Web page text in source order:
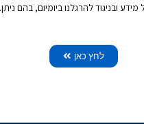
ובניגוד להרגלנו ביומיום, בהם
לחץ כאן